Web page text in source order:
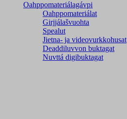
Oahppomateriálagávpi
Oahppomateriálat
Girjjálašvuohta
Spealut
Jietna- ja videovurkkohusat
Deaddiluvvon buktagat
Nuvttá digibuktagat